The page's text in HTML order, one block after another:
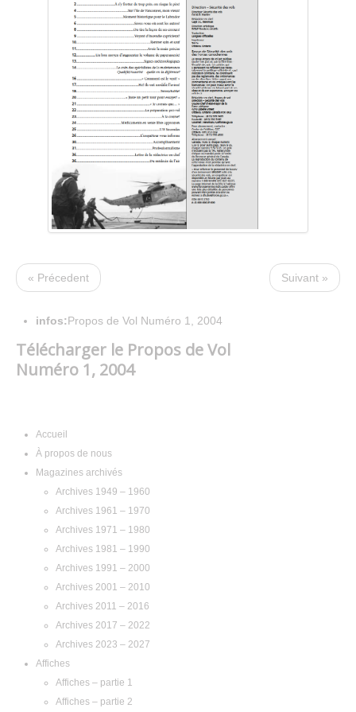
« Précedent Suivant »
infos:Propos de Vol Numéro 1, 2004
Télécharger le Propos de Vol
Numéro 1, 2004
Accueil
À propos de nous
Magazines archivés
Archives 1949 – 1960
Archives 1961 – 1970
Archives 1971 – 1980
Archives 1981 – 1990
Archives 1991 – 2000
Archives 2001 – 2010
Archives 2011 – 2016
Archives 2017 – 2022
Archives 2023 – 2027
Affiches
Affiches – partie 1
Affiches – partie 2